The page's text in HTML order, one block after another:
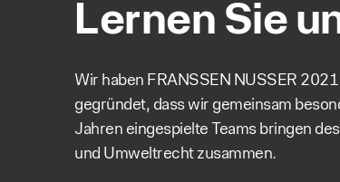
Lernen Sie
Wir haben FRANSSEN NUSSER
gegründet, dass wir gemeinsam
Jahren eingespielte Teams bringen
und Umweltrecht zusammen.